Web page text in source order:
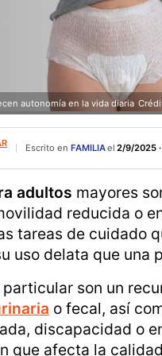
autonomía en la vida diaria
Escrito en FAMILIAel 2/9/2025
adultos mayores
reducida o
tareas de cuidado
uso delata que una
son un
o fecal, así
discapacidad o
que afecta la